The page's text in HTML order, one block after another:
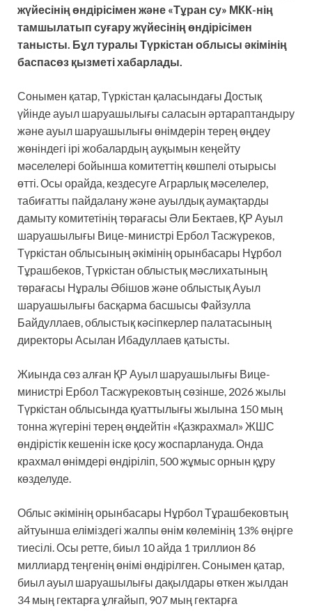
жүйесінің өндірісімен және «Тұран су» МКК-нің
тамшылатып суғару жүйесінің өндірісімен
танысты. Бұл туралы Түркістан облысы әкімінің
баспасөз қызметі хабарлады.
Сонымен қатар, Түркістан қаласындағы Достық
үйінде ауыл шаруашылығы саласын әртараптандыру
және ауыл шаруашылығы өнімдерін терең өңдеу
жөніндегі ірі жобалардың ауқымын кеңейту
мәселелері бойынша комитеттің көшпелі отырысы
өтті. Осы орайда, кездесуге Аграрлық мәселелер,
табиғатты пайдалану және ауылдық аумақтарды
дамыту комитетінің төрағасы Әли Бектаев, ҚР Ауыл
шаруашылығы Вице-министрі Ербол Тасжүреков,
Түркістан облысының әкімінің орынбасары Нұрбол
Тұрашбеков, Түркістан облыстық мәслихатының
төрағасы Нұралы Әбішов және облыстық Ауыл
шаруашылығы басқарма басшысы Файзулла
Байдуллаев, облыстық кәсіпкерлер палатасының
директоры Асылан Ибадуллаев қатысты.
Жиында сөз алған ҚР Ауыл шаруашылығы Вице-
министрі Ербол Тасжүрековтың сөзінше, 2026 жылы
Түркістан облысында қуаттылығы жылына 150 мың
тонна жүгеріні терең өңдейтін «Қазкрахмал» ЖШС
өндірістік кешенін іске қосу жоспарлануда. Онда
крахмал өнімдері өндіріліп, 500 жұмыс орнын құру
көзделуде.
Облыс әкімінің орынбасары Нұрбол Тұрашбековтың
айтуынша еліміздегі жалпы өнім көлемінің 13% өңірге
тиесілі. Осы ретте, биыл 10 айда 1 триллион 86
миллиард теңгенің өнімі өндірілген. Сонымен қатар,
биыл ауыл шаруашылығы дақылдары өткен жылдан
34 мың гектарға ұлғайып, 907 мың гектарға